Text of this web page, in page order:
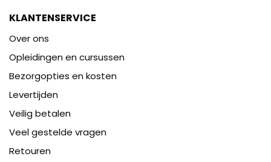
KLANTENSERVICE
Over ons
Opleidingen en cursussen
Bezorgopties en kosten
Levertijden
Veilig betalen
Veel gestelde vragen
Retouren